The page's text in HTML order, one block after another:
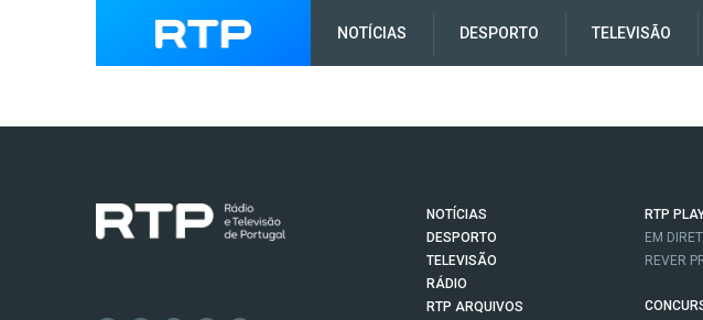
NOTÍCIAS DESPORTO TELEVISÃO
NOTÍCIAS
DESPORTO
TELEVISÃO
RÁDIO
RTP ARQUIVOS
RTP
EM
REVER